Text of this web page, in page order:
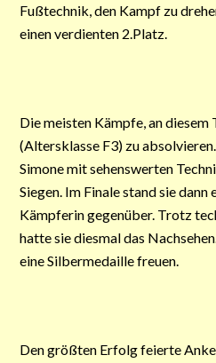
Fußtechnik, den Kampf zu
einen verdienten 2.Platz.
Die meisten Kämpfe, an diesem
(Altersklasse F3) zu
Simone mit sehenswerten
Siegen. Im Finale stand sie
Kämpferin gegenüber. Trotz
hatte sie diesmal das
eine Silbermedaille freuen.
Den größten Erfolg feierte